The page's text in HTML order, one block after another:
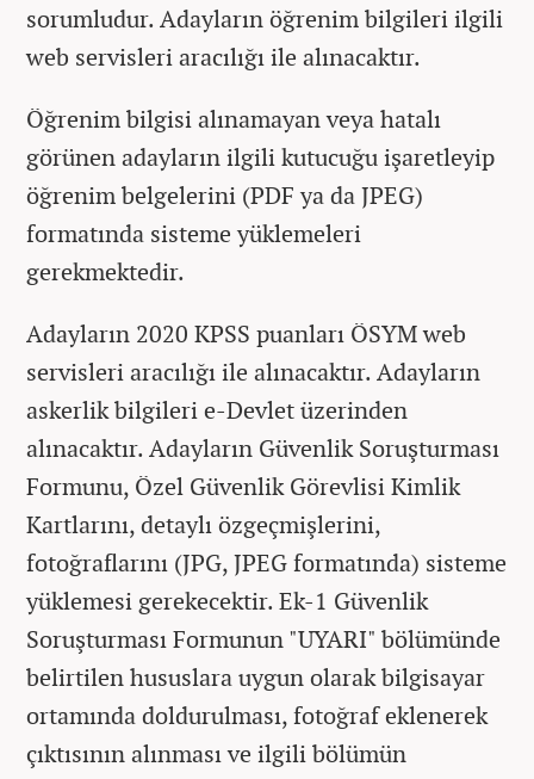
sorumludur. Adayların öğrenim bilgileri ilgili
web servisleri aracılığı ile alınacaktır.
Öğrenim bilgisi alınamayan veya hatalı
görünen adayların ilgili kutucuğu işaretleyip
öğrenim belgelerini (PDF ya da JPEG)
formatında sisteme yüklemeleri
gerekmektedir.
Adayların 2020 KPSS puanları ÖSYM web
servisleri aracılığı ile alınacaktır. Adayların
askerlik bilgileri e-Devlet üzerinden
alınacaktır. Adayların Güvenlik Soruşturması
Formunu, Özel Güvenlik Görevlisi Kimlik
Kartlarını, detaylı özgeçmişlerini,
fotoğraflarını (JPG, JPEG formatında) sisteme
yüklemesi gerekecektir. Ek-1 Güvenlik
Soruşturması Formunun "UYARI" bölümünde
belirtilen hususlara uygun olarak bilgisayar
ortamında doldurulması, fotoğraf eklenerek
çıktısının alınması ve ilgili bölümün